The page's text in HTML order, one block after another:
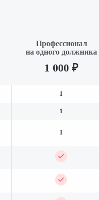
Профессионал
на одного должника
1 000 ₽
1
1
1